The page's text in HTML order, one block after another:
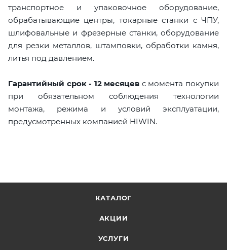
транспортное и упаковочное оборудование,
обрабатывающие центры, токарные станки с ЧПУ,
шлифовальные и фрезерные станки, оборудование
для резки металлов, штамповки, обработки камня,
литья под давлением.
Гарантийный срок - 12 месяцев с момента покупки
при обязательном соблюдения технологии
монтажа, режима и условий эксплуатации,
предусмотренных компанией HIWIN.
КАТАЛОГ
АКЦИИ
УСЛУГИ